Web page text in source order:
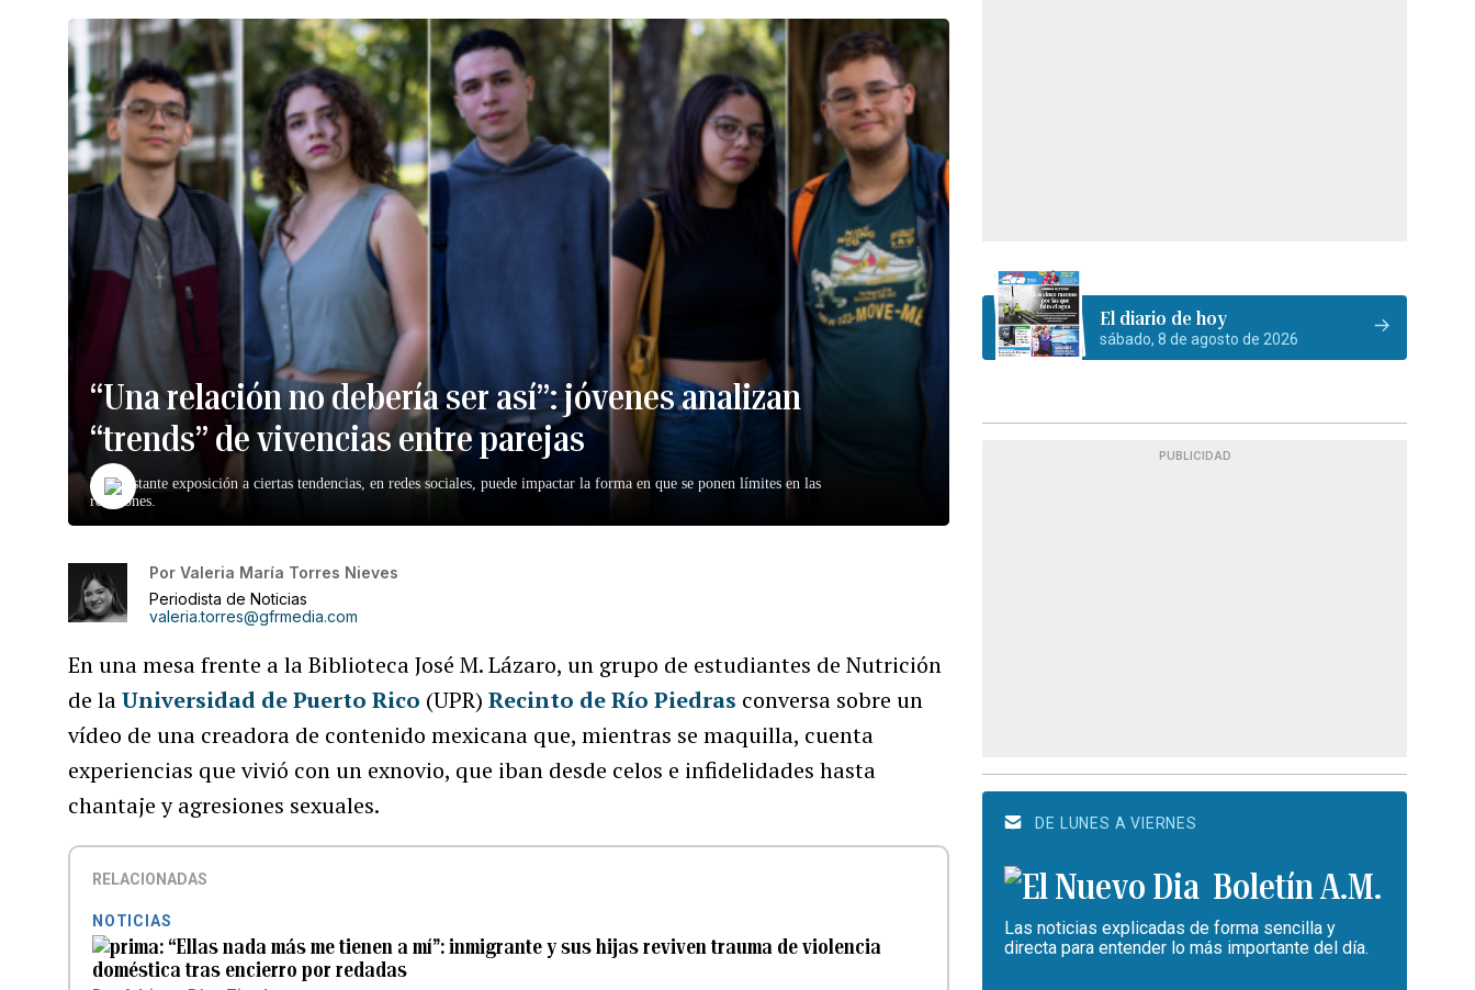
“Una relación no debería ser así”: jóvenes analizan
“trends” de vivencias entre parejas
La constante exposición a ciertas tendencias, en redes sociales, puede impactar la forma en que se ponen límites en las
relaciones.
Por Valeria María Torres Nieves
Periodista de Noticias
valeria.torres@gfrmedia.com
En una mesa frente a la Biblioteca José M. Lázaro, un grupo de estudiantes de Nutrición
de laUniversidad de Puerto Rico (UPR)Recinto de Río Piedras conversa sobre un
vídeo de una creadora de contenido mexicana que, mientras se maquilla, cuenta
experiencias que vivió con un exnovio, que iban desde celos e infidelidades hasta
chantaje y agresiones sexuales.
RELACIONADAS
NOTICIAS
“Ellas nada más me tienen a mí”: inmigrante y sus hijas reviven trauma de violencia
doméstica tras encierro por redadas
El diario de hoy
sábado, 8 de agosto de 2026
PUBLICIDAD
DE LUNES A VIERNES
Boletín A.M.
Las noticias explicadas de forma sencilla y
directa para entender lo más importante del día.